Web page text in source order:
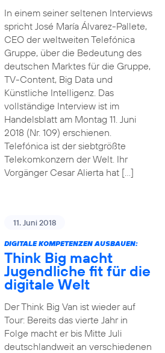
In einem seiner seltenen Interviews
spricht José María Álvarez-Pallete,
CEO der weltweiten Telefónica
Gruppe, über die Bedeutung des
deutschen Marktes für die Gruppe,
TV-Content, Big Data und
Künstliche Intelligenz. Das
vollständige Interview ist im
Handelsblatt am Montag 11. Juni
2018 (Nr. 109) erschienen.
Telefónica ist der siebtgrößte
Telekomkonzern der Welt. Ihr
Vorgänger Cesar Alierta hat […]
11. Juni 2018
DIGITALE KOMPETENZEN AUSBAUEN:
Think Big macht
Jugendliche fit für die
digitale Welt
Der Think Big Van ist wieder auf
Tour: Bereits das vierte Jahr in
Folge macht er bis Mitte Juli
deutschlandweit an verschiedenen